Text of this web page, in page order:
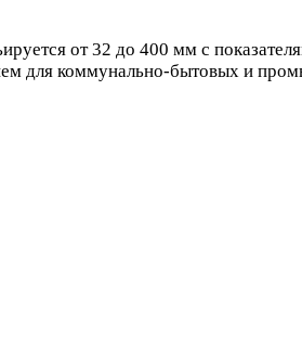
от 32 до 400 мм с
для коммунально-бытовых и